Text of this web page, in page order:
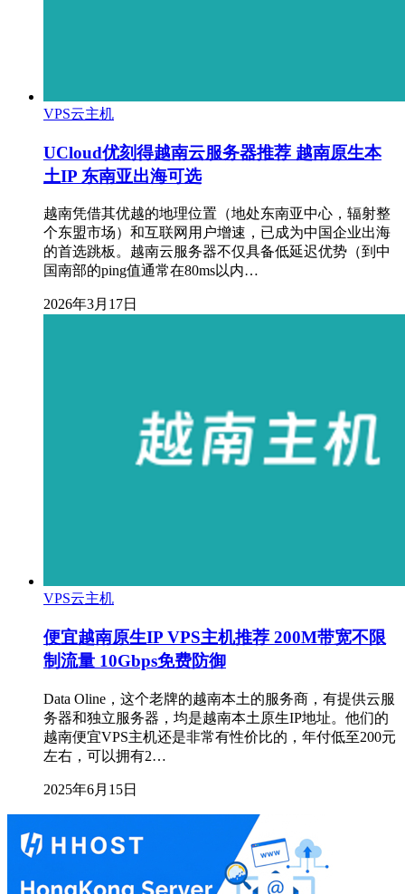
VPS云主机
UCloud优刻得越南云服务器推荐 越南原生本
土IP 东南亚出海可选
越南凭借其优越的地理位置（地处东南亚中心，辐射整
个东盟市场）和互联网用户增速，已成为中国企业出海
的首选跳板。越南云服务器不仅具备低延迟优势（到中
国南部的ping值通常在80ms以内…
2026年3月17日
VPS云主机
便宜越南原生IP VPS主机推荐 200M带宽不限
制流量 10Gbps免费防御
Data Oline，这个老牌的越南本土的服务商，有提供云服
务器和独立服务器，均是越南本土原生IP地址。他们的
越南便宜VPS主机还是非常有性价比的，年付低至200元
左右，可以拥有2…
2025年6月15日